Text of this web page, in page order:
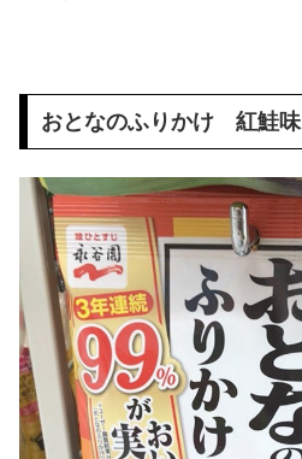
おとなのふりかけ 紅鮭味